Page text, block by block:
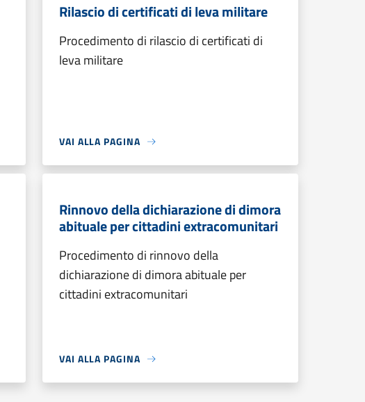
Rilascio di certificati di leva militare
Procedimento di rilascio di certificati di
leva militare
VAI ALLA PAGINA
Rinnovo della dichiarazione di dimora
abituale per cittadini extracomunitari
Procedimento di rinnovo della
dichiarazione di dimora abituale per
cittadini extracomunitari
VAI ALLA PAGINA